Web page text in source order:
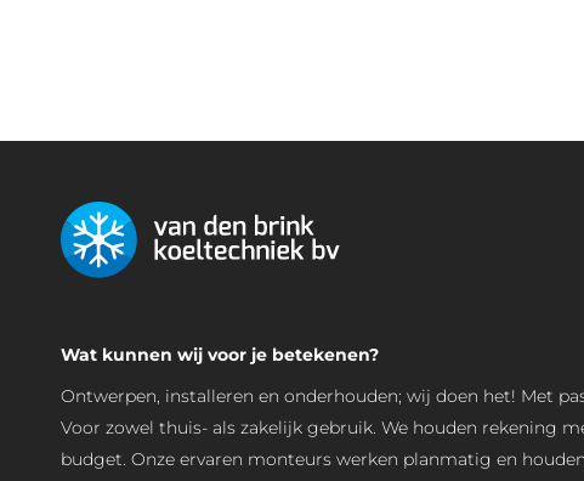
Wat kunnen wij voor je betekenen?
Ontwerpen, installeren en onderhouden; wij doen het! Met
Voor zowel thuis- als zakelijk gebruik. We houden rekening
budget. Onze ervaren monteurs werken planmatig en